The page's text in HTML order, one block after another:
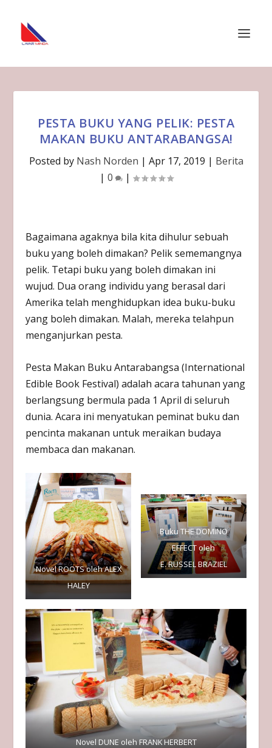
PESTA BUKU YANG PELIK: PESTA
MAKAN BUKU ANTARABANGSA!
Posted by Nash Norden | Apr 17, 2019 | Berita
| 0 |
Bagaimana agaknya bila kita dihulur sebuah
buku yang boleh dimakan? Pelik sememangnya
pelik. Tetapi buku yang boleh dimakan ini
wujud. Dua orang individu yang berasal dari
Amerika telah menghidupkan idea buku-buku
yang boleh dimakan. Malah, mereka telahpun
menganjurkan pesta.
Pesta Makan Buku Antarabangsa (International
Edible Book Festival) adalah acara tahunan yang
berlangsung bermula pada 1 April di seluruh
dunia. Acara ini menyatukan peminat buku dan
pencinta makanan untuk meraikan budaya
membaca dan makanan.
Novel ROOTS oleh ALEX
HALEY
Buku THE DOMINO
EFFECT oleh
E. RUSSEL BRAZIEL
Novel DUNE oleh FRANK HERBERT